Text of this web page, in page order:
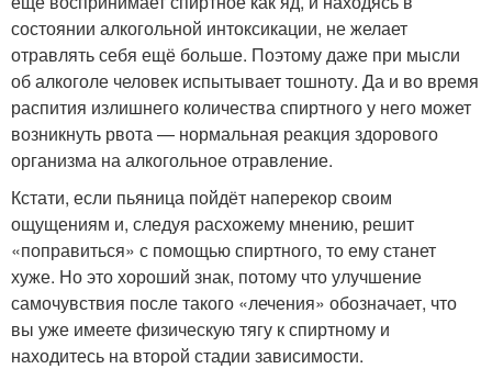
состоянии алкогольной интоксикации, не желает
отравлять себя ещё больше. Поэтому даже при мысли
об алкоголе человек испытывает тошноту. Да и во время
распития излишнего количества спиртного у него может
возникнуть рвота — нормальная реакция здорового
организма на алкогольное отравление.
Кстати, если пьяница пойдёт наперекор своим
ощущениям и, следуя расхожему мнению, решит
«поправиться» с помощью спиртного, то ему станет
хуже. Но это хороший знак, потому что улучшение
самочувствия после такого «лечения» обозначает, что
вы уже имеете физическую тягу к спиртному и
находитесь на второй стадии зависимости.